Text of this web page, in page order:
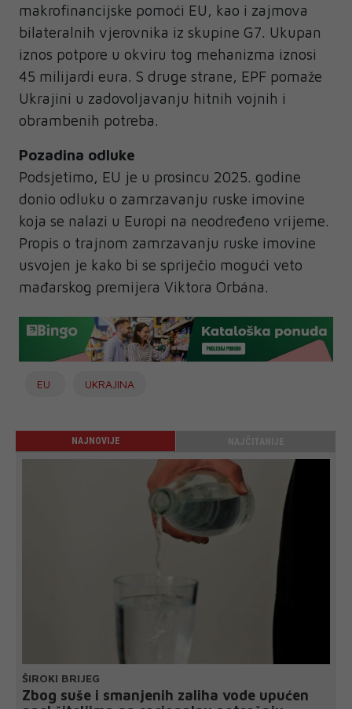
makrofinancijske pomoći EU, kao i zajmova
bilateralnih vjerovnika iz skupine G7. Ukupan
iznos potpore u okviru tog mehanizma iznosi
45 milijardi eura. S druge strane, EPF pomaže
Ukrajini u zadovoljavanju hitnih vojnih i
obrambenih potreba.
Pozadina odluke
Podsjetimo, EU je u prosincu 2025. godine
donio odluku o zamrzavanju ruske imovine
koja se nalazi u Europi na neodređeno vrijeme.
Propis o trajnom zamrzavanju ruske imovine
usvojen je kako bi se spriječio mogući veto
mađarskog premijera Viktora Orbána.
EU UKRAJINA
NAJNOVIJE
ŠIROKI BRIJEG
Zbog suše i smanjenih zaliha vode upućen